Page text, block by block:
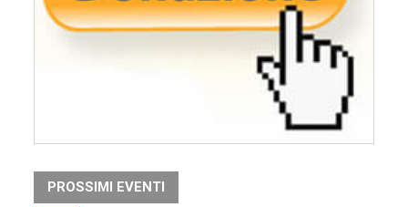
PROSSIMI EVENTI